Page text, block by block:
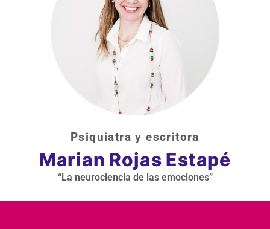
Psiquiatra y escritora
Marian Rojas Estapé
“La neurociencia de las emociones”